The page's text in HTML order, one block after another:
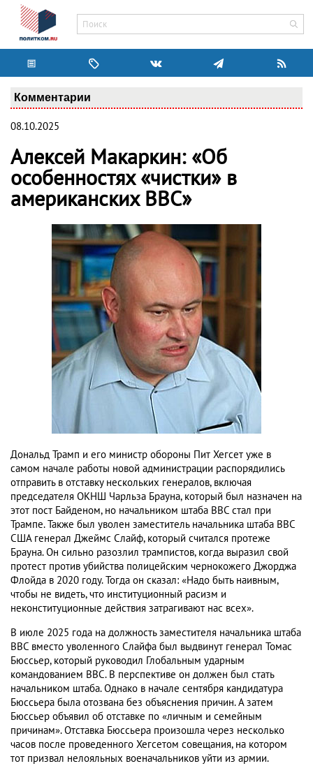
Комментарии
08.10.2025
Алексей Макаркин: «Об
особенностях «чистки» в
американских ВВС»
Дональд Трамп и его министр обороны Пит Хегсет уже в
самом начале работы новой администрации распорядились
отправить в отставку нескольких генералов, включая
председателя ОКНШ Чарльза Брауна, который был назначен на
этот пост Байденом, но начальником штаба ВВС стал при
Трампе. Также был уволен заместитель начальника штаба ВВС
США генерал Джеймс Слайф, который считался протеже
Брауна. Он сильно разозлил трампистов, когда выразил свой
протест против убийства полицейским чернокожего Джорджа
Флойда в 2020 году. Тогда он сказал: «Надо быть наивным,
чтобы не видеть, что институционный расизм и
неконституционные действия затрагивают нас всех».
В июле 2025 года на должность заместителя начальника штаба
ВВС вместо уволенного Слайфа был выдвинут генерал Томас
Бюссьер, который руководил Глобальным ударным
командованием ВВС. В перспективе он должен был стать
начальником штаба. Однако в начале сентября кандидатура
Бюссьера была отозвана без объяснения причин. А затем
Бюссьер объявил об отставке по «личным и семейным
причинам». Отставка Бюссьера произошла через несколько
часов после проведенного Хегсетом совещания, на котором
тот призвал нелояльных военачальников уйти из армии.